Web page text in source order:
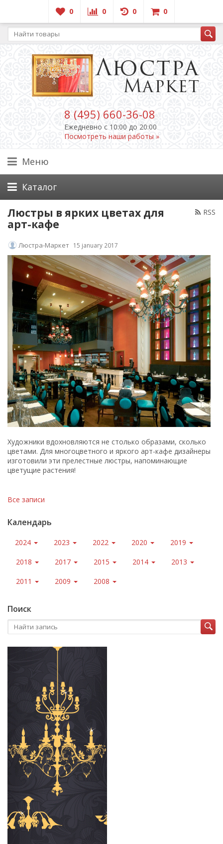
0 0 0 0
8 (495) 660-36-08
Ежедневно c 10:00 до 20:00
Посмотреть наши работы »
Меню
Каталог
RSS
Люстры в ярких цветах для
арт-кафе
Люстра-Маркет 15 january 2017
Художники вдохновляются не столько образами, сколько
цветами. Для многоцветного и яркого арт-кафе дизайнеры
изготовили эти прелестные люстры, напоминающие
цветущие растения!
Все записи
Календарь
2024 2023 2022 2020 2019
2018 2017 2015 2014 2013
2011 2009 2008
Поиск